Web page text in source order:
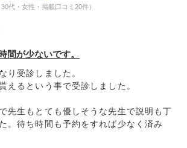
代・女性・掲載口コミ20件）
間が少ないです。
り受診しました。
えるという事で受診しました。
先生もとても優しそうな先生で説明も丁
。待ち時間も予約をすれば少なく済み